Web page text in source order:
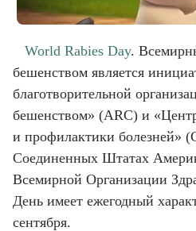
World Rabies Day.
бешенством является
благотворительной
бешенством» (ARC) и
и профилактики болезней»
Соединенных Штатах
Всемирной Организации
День имеет ежегодный
сентября.